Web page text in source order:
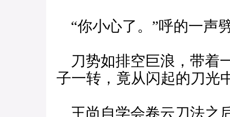
“你小心了。”呼的一声
刀势如排空巨浪，带着
子一转，竟从闪起的刀光
王尚自学会卷云刀法之